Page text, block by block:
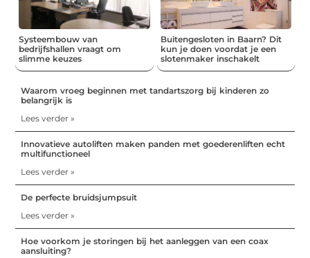
Systeembouw van
bedrijfshallen vraagt om
slimme keuzes
Buitengesloten in Baarn? Dit
kun je doen voordat je een
slotenmaker inschakelt
Waarom vroeg beginnen met tandartszorg bij kinderen zo
belangrijk is
Lees verder »
Innovatieve autoliften maken panden met goederenliften echt
multifunctioneel
Lees verder »
De perfecte bruidsjumpsuit
Lees verder »
Hoe voorkom je storingen bij het aanleggen van een coax
aansluiting?